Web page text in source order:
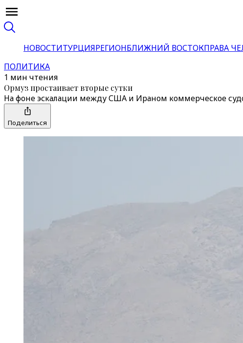
НОВОСТИТУРЦИЯРЕГИОНБЛИЖНИЙ ВОСТОКПРАВА
ПОЛИТИКА
1 мин чтения
Ормуз простаивает вторые сутки
На фоне эскалации между США и Ираном коммерческое
Поделиться